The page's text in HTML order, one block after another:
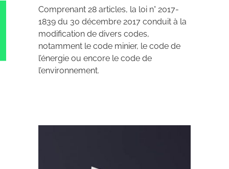
Comprenant 28 articles, la loi n° 2017-
1839 du 30 décembre 2017 conduit à la
modification de divers codes,
notamment le code minier, le code de
l’énergie ou encore le code de
l’environnement.